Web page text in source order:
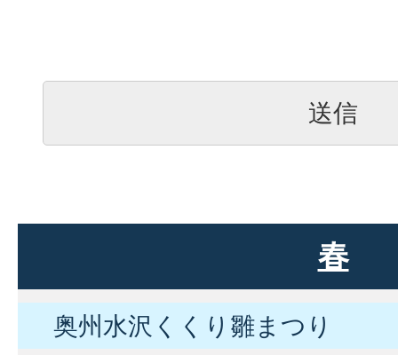
春
奥州水沢くくり雛まつり